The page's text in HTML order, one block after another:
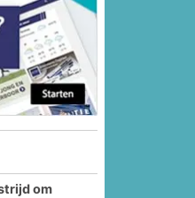
om